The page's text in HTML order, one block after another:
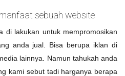
sebuah website
di lakukan untuk mempromosikan
anda jual. Bisa berupa iklan di
lainnya. Namun tahukah anda
kami sebut tadi harganya berapa